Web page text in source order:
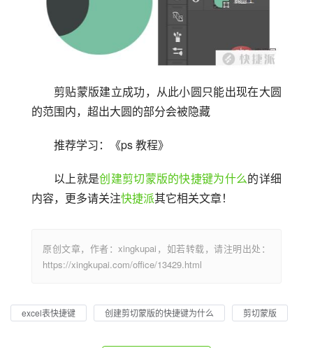
剪贴蒙版建立成功，从此小圆只能出现在大圆
的范围内，超出大圆的部分会被隐藏
推荐学习：《ps 教程》
以上就是创建剪切蒙版的快捷键为什么的详细
内容，更多请关注快捷派其它相关文章！
原创文章，作者：xingkupai，如若转载，请注明出处：
https://xingkupai.com/office/13429.html
excel表快捷键 创建剪切蒙版的快捷键为什么 剪切蒙版